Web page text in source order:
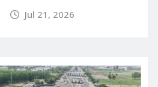
Jul 21, 2026